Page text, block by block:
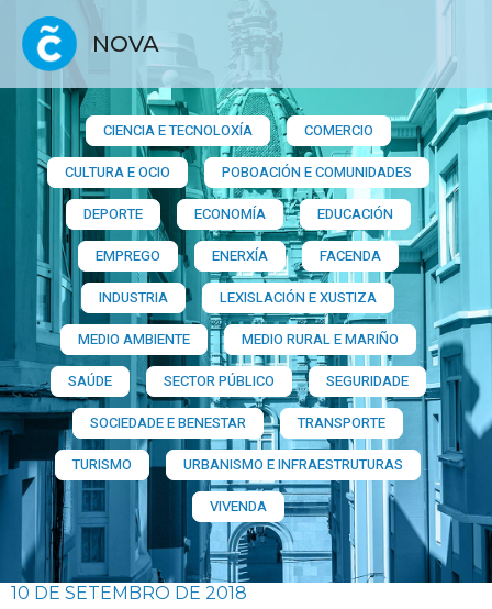
NOVA
CIENCIA E TECNOLOXÍA
COMERCIO
CULTURA E OCIO
POBOACIÓN E COMUNIDADES
DEPORTE
ECONOMÍA
EDUCACIÓN
EMPREGO
ENERXÍA
FACENDA
INDUSTRIA
LEXISLACIÓN E XUSTIZA
MEDIO AMBIENTE
MEDIO RURAL E MARIÑO
SAÚDE
SECTOR PÚBLICO
SEGURIDADE
SOCIEDADE E BENESTAR
TRANSPORTE
TURISMO
URBANISMO E INFRAESTRUTURAS
VIVENDA
10 DE SETEMBRO DE 2018